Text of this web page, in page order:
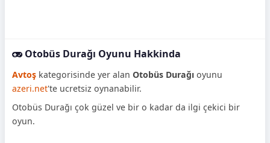
Otobüs Durağı Oyunu Hakkinda
Avtoş kategorisinde yer alan Otobüs Durağı oyunu
azeri.net'te ucretsiz oynanabilir.
Otobüs Durağı çok güzel ve bir o kadar da ilgi çekici bir
oyun.